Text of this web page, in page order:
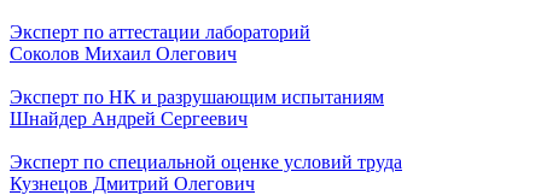
Эксперт по аттестации лабораторий
Соколов Михаил Олегович
Эксперт по НК и разрушающим испытаниям
Шнайдер Андрей Сергеевич
Эксперт по специальной оценке условий труда
Кузнецов Дмитрий Олегович